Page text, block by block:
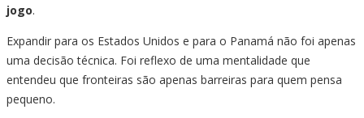
jogo.
Expandir para os Estados Unidos e para o Panamá não foi apenas
uma decisão técnica. Foi reflexo de uma mentalidade que
entendeu que fronteiras são apenas barreiras para quem pensa
pequeno.